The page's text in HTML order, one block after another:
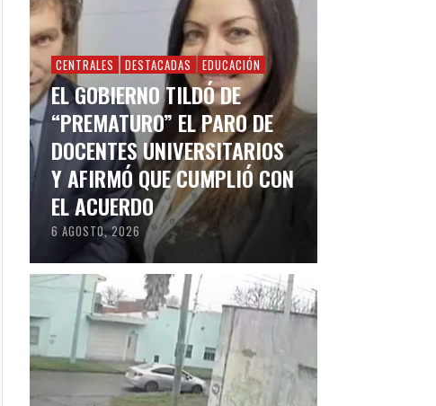
CENTRALES DESTACADAS EDUCACIÓN
EL GOBIERNO TILDÓ DE
“PREMATURO” EL PARO DE
DOCENTES UNIVERSITARIOS
Y AFIRMÓ QUE CUMPLIÓ CON
EL ACUERDO
6 AGOSTO, 2026